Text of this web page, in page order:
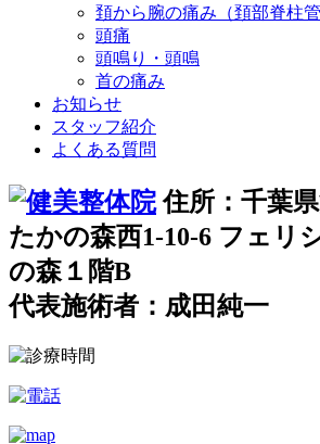
頚から腕の痛み（頚部脊柱管
頭痛
頭鳴り・頭鳴
首の痛み
お知らせ
スタッフ紹介
よくある質問
住所：千葉
たかの森西1-10-6 フェリ
の森１階B
代表施術者：成田純一